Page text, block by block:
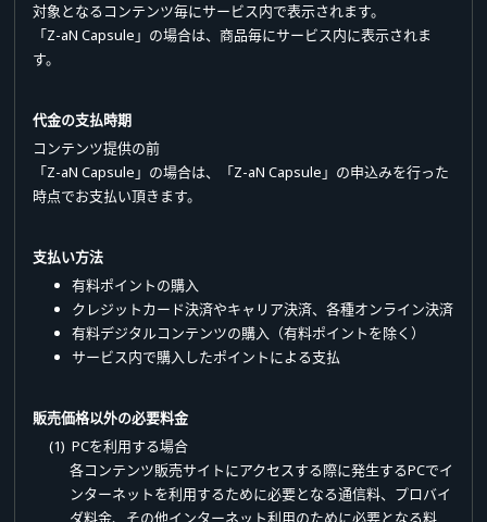
対象となるコンテンツ毎にサービス内で表示されます。
「Z-aN Capsule」の場合は、商品毎にサービス内に表示されま
す。
代金の支払時期
コンテンツ提供の前
「Z-aN Capsule」の場合は、「Z-aN Capsule」の申込みを行った
時点でお支払い頂きます。
支払い方法
有料ポイントの購入
クレジットカード決済やキャリア決済、各種オンライン決済
有料デジタルコンテンツの購入（有料ポイントを除く）
サービス内で購入したポイントによる支払
販売価格以外の必要料金
(1) PCを利用する場合
各コンテンツ販売サイトにアクセスする際に発生するPCでイ
ンターネットを利用するために必要となる通信料、プロバイ
ダ料金、その他インターネット利用のために必要となる料